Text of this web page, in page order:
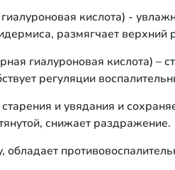
кислота) -
размягчает верхний
гиалуроновая кислота) –
регуляции
и увядания и
снижает раздражение.
обладает